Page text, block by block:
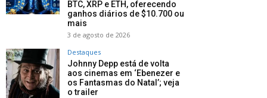
BTC, XRP e ETH, oferecendo
ganhos diários de $10.700 ou
mais
3 de agosto de 2026
Destaques
Johnny Depp está de volta
aos cinemas em ‘Ebenezer e
os Fantasmas do Natal’; veja
o trailer